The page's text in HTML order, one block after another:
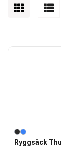
Ryggsäck